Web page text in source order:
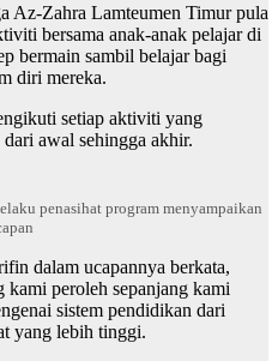
Az-Zahra Lamteumen Timur pula
bersama anak-anak pelajar di
bermain sambil belajar bagi
diri mereka.
setiap aktiviti yang
awal sehingga akhir.
penasihat program menyampaikan
dalam ucapannya berkata,
kami peroleh sepanjang kami
sistem pendidikan dari
yang lebih tinggi.